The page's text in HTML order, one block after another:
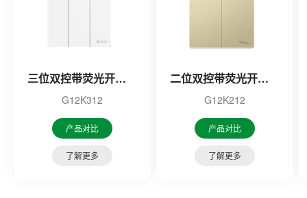
三位双控带荧光开关（白色）
G12K312
产品对比
了解更多
二位双控带荧光开关（金色）
G12K212
产品对比
了解更多